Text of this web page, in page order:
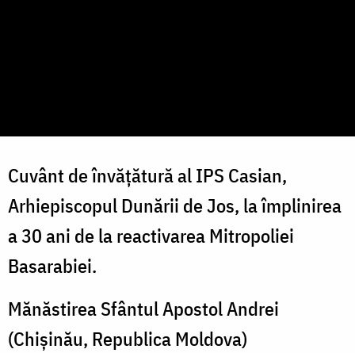
Cuvânt de învățătură al IPS Casian,
Arhiepiscopul Dunării de Jos, la împlinirea
a 30 ani de la reactivarea Mitropoliei
Basarabiei.
Mănăstirea Sfântul Apostol Andrei
(Chișinău, Republica Moldova)